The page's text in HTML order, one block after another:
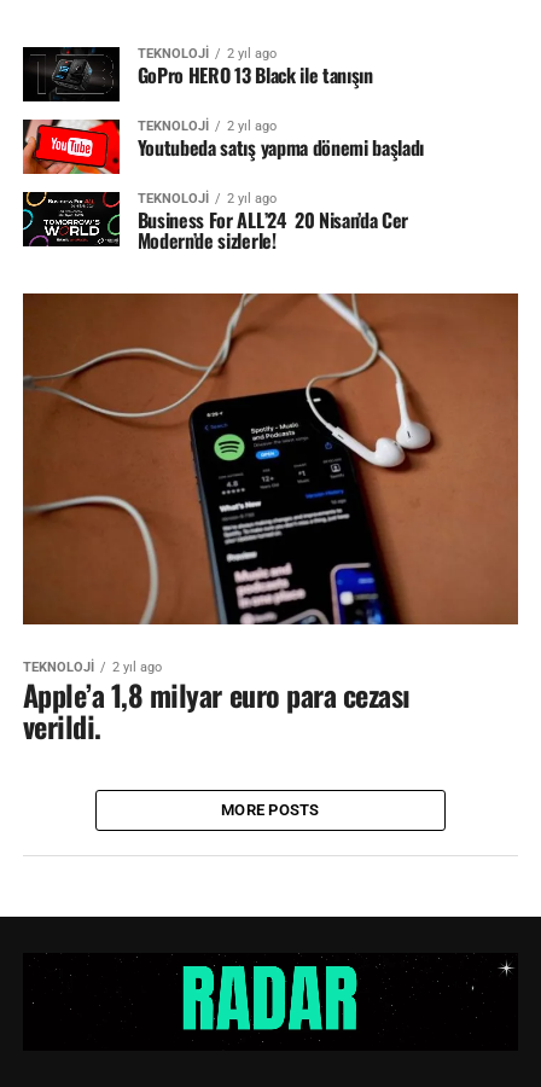
TEKNOLOJİ 2 yıl ago
GoPro HERO 13 Black ile tanışın
TEKNOLOJİ 2 yıl ago
Youtubeda satış yapma dönemi başladı
TEKNOLOJİ 2 yıl ago
Business For ALL’24 20 Nisan’da Cer
Modern’de sizlerle!
TEKNOLOJİ 2 yıl ago
Apple’a 1,8 milyar euro para cezası
verildi.
MORE POSTS